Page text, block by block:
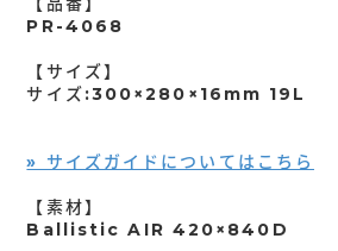
PR-4068
【サイズ】
サイズ:300×280×16mm 19L
» サイズガイドについてはこちら
【素材】
Ballistic AIR 420×840D